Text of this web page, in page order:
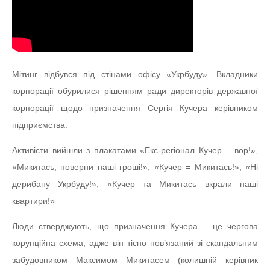
Мітинг відбувся під стінами офісу «Укрбуду». Вкладники
корпорації обурилися рішенням ради директорів державної
корпорації щодо призначення Сергія Кучера керівником
підприємства.
Активісти вийшли з плакатами «Екс-регіонал Кучер – вор!»,
«Микитась, поверни наші гроші!», «Кучер = Микитась!», «Ні
дерибану Укрбуду!», «Кучер та Микитась вкрали наші
квартири!»
Люди стверджують, що призначення Кучера – це чергова
корупційна схема, адже він тісно пов’язаний зі скандальним
забудовником Максимом Микитасем (колишній керівник